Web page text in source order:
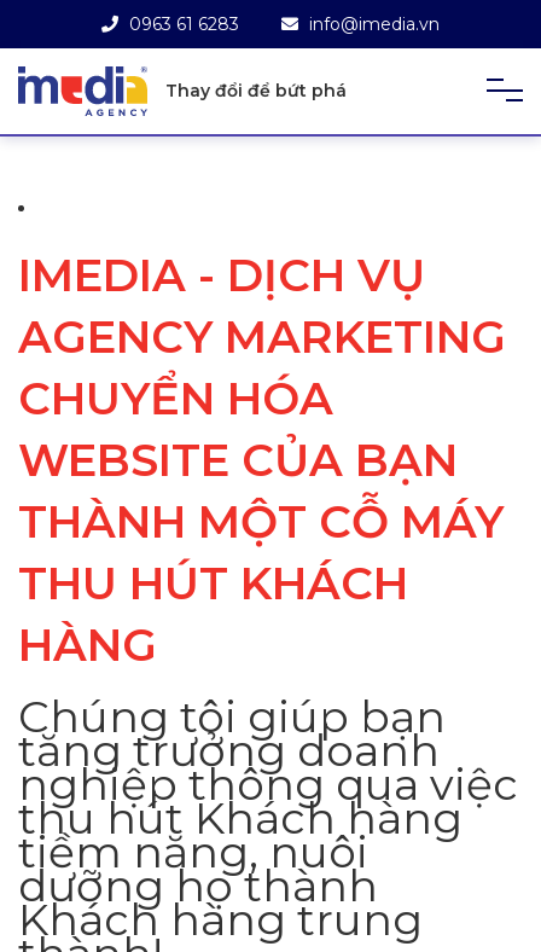
0963 61 6283 info@imedia.vn
Thay đổi để bứt phá
IMEDIA - DỊCH VỤ
AGENCY MARKETING
CHUYỂN HÓA
WEBSITE CỦA BẠN
THÀNH MỘT CỖ MÁY
THU HÚT KHÁCH
HÀNG
Chúng tôi giúp bạn
tăng trưởng doanh
nghiệp thông qua việc
thu hút Khách hàng
tiềm năng, nuôi
dưỡng họ thành
Khách hàng trung